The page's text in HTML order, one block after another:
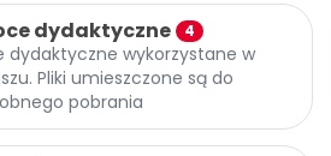
dydaktyczne 4
dydaktyczne wykorzystane w
Pliki umieszczone są do
pobrania